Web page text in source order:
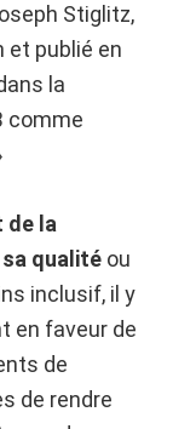
Stiglitz,
et publié en
la
comme
de la
qualité ou
inclusif, il y
en faveur de
de
de rendre